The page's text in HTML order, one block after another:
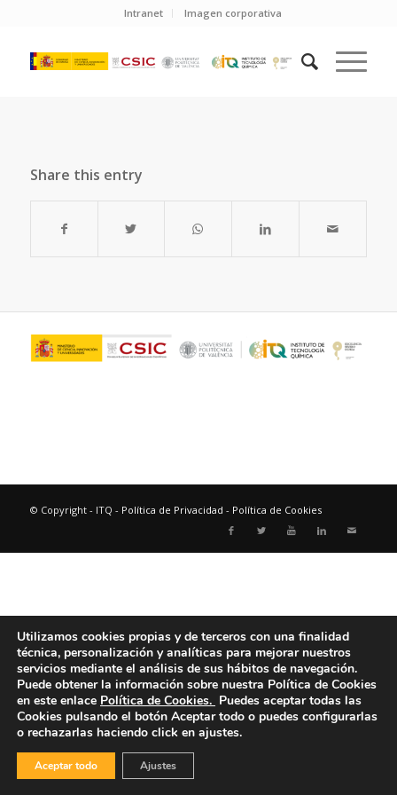
Intranet Imagen corporativa
Share this entry
© Copyright - ITQ - Política de Privacidad - Política de Cookies
Utilizamos cookies propias y de terceros con una finalidad
técnica, personalización y analíticas para mejorar nuestros
servicios mediante el análisis de sus hábitos de navegación.
Puede obtener la información sobre nuestra Política de Cookies
en este enlace Política de Cookies. Puedes aceptar todas las
Cookies pulsando el botón Aceptar todo o puedes configurarlas
o rechazarlas haciendo click en ajustes.
Aceptar todo Ajustes